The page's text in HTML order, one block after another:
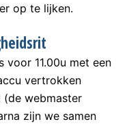
op te lijken.
11.00u met een
vertrokken
(de webmaster
zijn we samen